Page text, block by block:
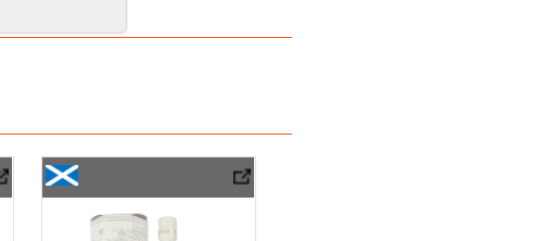
Douglas McGibbon, Scapa 13 Years Old «McGibbon`s Provenance» 1991/2004